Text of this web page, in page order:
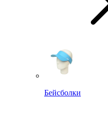
Бейсболки